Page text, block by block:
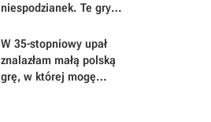
niespodzianek. Te gry
uwagę i Wasz czas
W 35-stopniowy upał
znalazłam małą polską
grę, w której mogę